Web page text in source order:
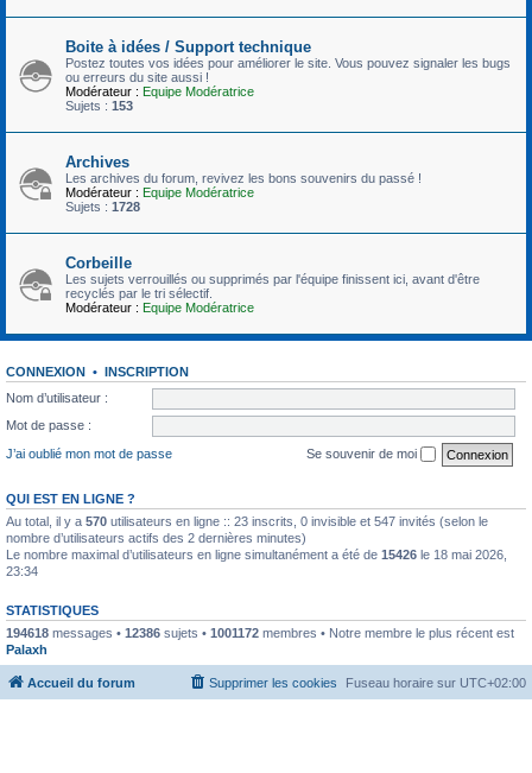
Boite à idées / Support technique
Postez toutes vos idées pour améliorer le site. Vous pouvez signaler les bugs
ou erreurs du site aussi !
Modérateur : Equipe Modératrice
Sujets : 153
Archives
Les archives du forum, revivez les bons souvenirs du passé !
Modérateur : Equipe Modératrice
Sujets : 1728
Corbeille
Les sujets verrouillés ou supprimés par l'équipe finissent ici, avant d'être
recyclés par le tri sélectif.
Modérateur : Equipe Modératrice
CONNEXION • INSCRIPTION
Nom d’utilisateur :
Mot de passe :
J’ai oublié mon mot de passe
Se souvenir de moi
QUI EST EN LIGNE ?
Au total, il y a 570 utilisateurs en ligne :: 23 inscrits, 0 invisible et 547 invités (selon le
nombre d’utilisateurs actifs des 2 dernières minutes)
Le nombre maximal d’utilisateurs en ligne simultanément a été de 15426 le 18 mai 2026,
23:34
STATISTIQUES
194618 messages • 12386 sujets • 1001172 membres • Notre membre le plus récent est
Palaxh
Accueil du forum Fuseau horaire sur UTC+02:00
Supprimer les cookies